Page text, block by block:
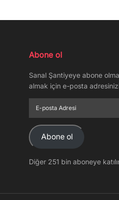
Abone ol
Sanal Şantiyeye abone
almak için e-posta
posta
Adresi
Abone ol
Diğer 251 bin aboneye